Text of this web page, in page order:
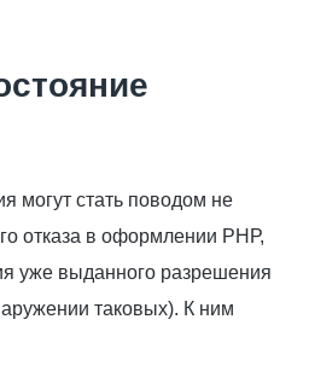
могут стать поводом не
отказа в оформлении РНР,
уже выданного разрешения
таковых). К ним